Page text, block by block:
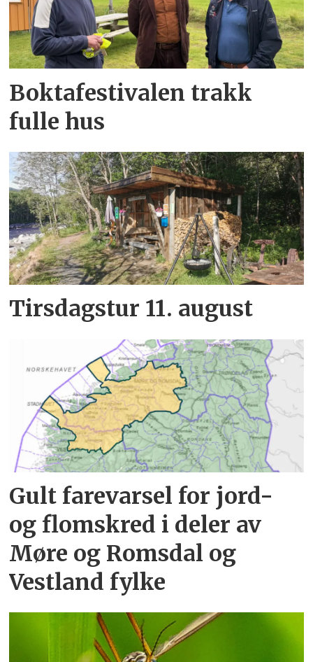
Boktafestivalen trakk
fulle hus
Tirsdagstur 11. august
Gult farevarsel for jord-
og flomskred i deler av
Møre og Romsdal og
Vestland fylke